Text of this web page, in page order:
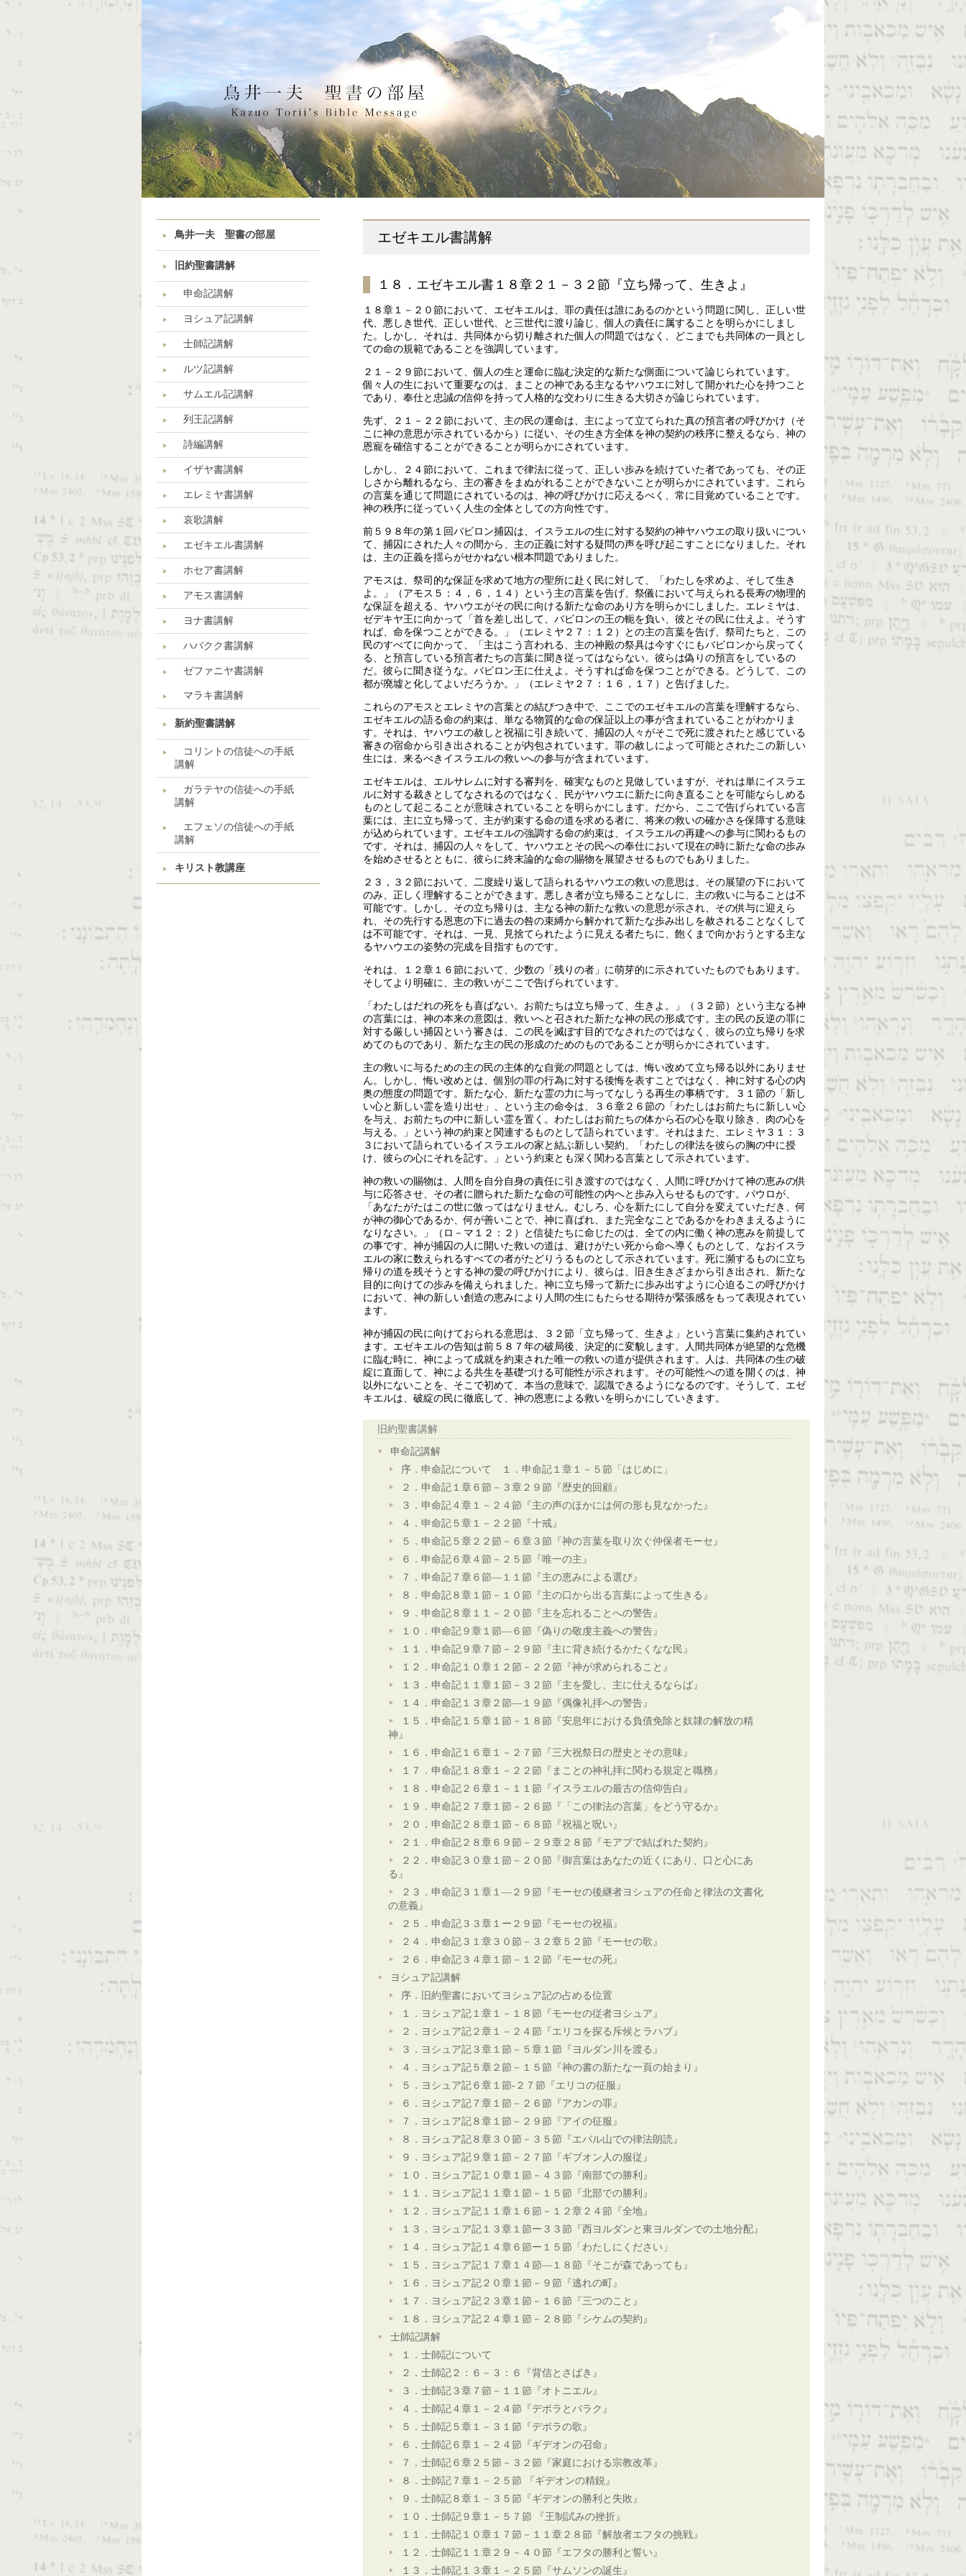
鳥井一夫 聖書の部屋
旧約聖書講解
申命記講解
ヨシュア記講解
士師記講解
ルツ記講解
サムエル記講解
列王記講解
詩編講解
イザヤ書講解
エレミヤ書講解
哀歌講解
エゼキエル書講解
ホセア書講解
アモス書講解
ヨナ書講解
ハバクク書講解
ゼファニヤ書講解
マラキ書講解
新約聖書講解
コリントの信徒への手紙
講解
ガラテヤの信徒への手紙
講解
エフェソの信徒への手紙
講解
キリスト教講座
エゼキエル書講解
１８．エゼキエル書１８章２１－３２節『立ち帰って、生きよ』
１８章１－２０節において、エゼキエルは、罪の責任は誰にあるのかという問題に関し、正しい世
代、悪しき世代、正しい世代、と三世代に渡り論じ、個人の責任に属することを明らかにしまし
た。しかし、それは、共同体から切り離された個人の問題ではなく、どこまでも共同体の一員とし
ての命の規範であることを強調しています。
２１－２９節において、個人の生と運命に臨む決定的な新たな側面について論じられています。
個々人の生において重要なのは、まことの神である主なるヤハウエに対して開かれた心を持つこと
であり、奉仕と忠誠の信仰を持って人格的な交わりに生きる大切さが論じられています。
先ず、２１－２２節において、主の民の運命は、主によって立てられた真の預言者の呼びかけ（そ
こに神の意思が示されているから）に従い、その生き方全体を神の契約の秩序に整えるなら、神の
恩寵を確信することができることが明らかにされています。
しかし、２４節において、これまで律法に従って、正しい歩みを続けていた者であっても、その正
しさから離れるなら、主の審きをまぬがれることができないことが明らかにされています。これら
の言葉を通じて問題にされているのは、神の呼びかけに応えるべく、常に目覚めていることです。
神の秩序に従っていく人生の全体としての方向性です。
前５９８年の第１回バビロン捕囚は、イスラエルの生に対する契約の神ヤハウエの取り扱いについ
て、捕囚にされた人々の間から、主の正義に対する疑問の声を呼び起こすことになりました。それ
は、主の正義を揺らがせかねない根本問題でありました。
アモスは、祭司的な保証を求めて地方の聖所に赴く民に対して、「わたしを求めよ、そして生き
よ。」（アモス５：４，６，１４）という主の言葉を告げ、祭儀において与えられる長寿の物理的
な保証を超える、ヤハウエがその民に向ける新たな命のあり方を明らかにしました。エレミヤは、
ゼデキヤ王に向かって「首を差し出して、バビロンの王の軛を負い、彼とその民に仕えよ。そうす
れば、命を保つことができる。」（エレミヤ２７：１２）との主の言葉を告げ、祭司たちと、この
民のすべてに向かって、「主はこう言われる、主の神殿の祭具は今すぐにもバビロンから戻ってく
る、と預言している預言者たちの言葉に聞き従ってはならない。彼らは偽りの預言をしているの
だ。彼らに聞き従うな。バビロン王に仕えよ。そうすれば命を保つことができる。どうして、この
都が廃墟と化してよいだろうか。」（エレミヤ２７：１６，１７）と告げました。
これらのアモスとエレミヤの言葉との結びつき中で、ここでのエゼキエルの言葉を理解するなら、
エゼキエルの語る命の約束は、単なる物質的な命の保証以上の事が含まれていることがわかりま
す。それは、ヤハウエの赦しと祝福に引き続いて、捕囚の人々がそこで死に渡されたと感じている
審きの宿命から引き出されることが内包されています。罪の赦しによって可能とされたこの新しい
生には、来るべきイスラエルの救いへの参与が含まれています。
エゼキエルは、エルサレムに対する審判を、確実なものと見做していますが、それは単にイスラエ
ルに対する裁きとしてなされるのではなく、民がヤハウエに新たに向き直ることを可能ならしめる
ものとして起こることが意味されていることを明らかにします。だから、ここで告げられている言
葉には、主に立ち帰って、主が約束する命の道を求める者に、将来の救いの確かさを保障する意味
が込められています。エゼキエルの強調する命の約束は、イスラエルの再建への参与に関わるもの
です。それは、捕囚の人々をして、ヤハウエとその民への奉仕において現在の時に新たな命の歩み
を始めさせるとともに、彼らに終末論的な命の賜物を展望させるものでもありました。
２３，３２節において、二度繰り返して語られるヤハウエの救いの意思は、その展望の下において
のみ、正しく理解することができます。悪しき者が立ち帰ることなしに、主の救いに与ることは不
可能です。しかし、その立ち帰りは、主なる神の新たな救いの意思が示され、その供与に迎えら
れ、その先行する恩恵の下に過去の咎の束縛から解かれて新たな歩み出しを赦されることなくして
は不可能です。それは、一見、見捨てられたように見える者たちに、飽くまで向かおうとする主な
るヤハウエの姿勢の完成を目指すものです。
それは、１２章１６節において、少数の「残りの者」に萌芽的に示されていたものでもあります。
そしてより明確に、主の救いがここで告げられています。
「わたしはだれの死をも喜ばない。お前たちは立ち帰って、生きよ。」（３２節）という主なる神
の言葉には、神の本来の意図は、救いへと召された新たな神の民の形成です。主の民の反逆の罪に
対する厳しい捕囚という審きは、この民を滅ぼす目的でなされたのではなく、彼らの立ち帰りを求
めてのものであり、新たな主の民の形成のためのものであることが明らかにされています。
主の救いに与るための主の民の主体的な自覚の問題としては、悔い改めて立ち帰る以外にありませ
ん。しかし、悔い改めとは、個別の罪の行為に対する後悔を表すことではなく、神に対する心の内
奥の態度の問題です。新たな心、新たな霊の力に与ってなしうる再生の事柄です。３１節の「新し
い心と新しい霊を造り出せ」、という主の命令は、３６章２６節の「わたしはお前たちに新しい心
を与え、お前たちの中に新しい霊を置く。わたしはお前たちの体から石の心を取り除き、肉の心を
与える。」という神の約束と関連するものとして語られています。それはまた、エレミヤ３１：３
３において語られているイスラエルの家と結ぶ新しい契約、「わたしの律法を彼らの胸の中に授
け、彼らの心にそれを記す。」という約束とも深く関わる言葉として示されています。
神の救いの賜物は、人間を自分自身の責任に引き渡すのではなく、人間に呼びかけて神の恵みの供
与に応答させ、その者に贈られた新たな命の可能性の内へと歩み入らせるものです。パウロが、
「あなたがたはこの世に倣ってはなりません。むしろ、心を新たにして自分を変えていただき、何
が神の御心であるか、何が善いことで、神に喜ばれ、また完全なことであるかをわきまえるように
なりなさい。」（ロ－マ１２：２）と信徒たちに命じたのは、全ての内に働く神の恵みを前提して
の事です。神が捕囚の人に開いた救いの道は、避けがたい死から命へ導くものとして、なおイスラ
エルの家に数えられるすべての者がたどりうるものとして示されています。死に瀕するものに立ち
帰りの道を残そうとする神の愛の呼びかけにより、彼らは、旧き生きざまから引き出され、新たな
目的に向けての歩みを備えられました。神に立ち帰って新たに歩み出すように心迫るこの呼びかけ
において、神の新しい創造の恵みにより人間の生にもたらせる期待が緊張感をもって表現されてい
ます。
神が捕囚の民に向けておられる意思は、３２節「立ち帰って、生きよ」という言葉に集約されてい
ます。エゼキエルの告知は前５８７年の破局後、決定的に変貌します。人間共同体が絶望的な危機
に臨む時に、神によって成就を約束された唯一の救いの道が提供されます。人は、共同体の生の破
綻に直面して、神による共生を基礎づける可能性が示されます。その可能性への道を開くのは、神
以外にないことを、そこで初めて、本当の意味で、認識できるようになるのです。そうして、エゼ
キエルは、破綻の民に徹底して、神の恩恵による救いを明らかにしていきます。
旧約聖書講解
申命記講解
序．申命記について １．申命記１章１－５節「はじめに」
２．申命記１章６節－３章２９節『歴史的回顧』
３．申命記４章１－２４節『主の声のほかには何の形も見なかった』
４．申命記５章１－２２節『十戒』
５．申命記５章２２節－６章３節『神の言葉を取り次ぐ仲保者モーセ』
６．申命記６章４節－２５節『唯一の主』
７．申命記７章６節―１１節『主の恵みによる選び』
８．申命記８章１節－１０節『主の口から出る言葉によって生きる』
９．申命記８章１１－２０節『主を忘れることへの警告』
１０．申命記９章１節―６節『偽りの敬虔主義への警告』
１１．申命記９章７節－２９節『主に背き続けるかたくなな民』
１２．申命記１０章１２節－２２節『神が求められること』
１３．申命記１１章１節－３２節『主を愛し、主に仕えるならば』
１４．申命記１３章２節―１９節『偶像礼拝への警告』
１５．申命記１５章１節－１８節『安息年における負債免除と奴隷の解放の精
神』
１６．申命記１６章１－２７節『三大祝祭日の歴史とその意味』
１７．申命記１８章１－２２節『まことの神礼拝に関わる規定と職務』
１８．申命記２６章１－１１節『イスラエルの最古の信仰告白』
１９．申命記２７章１節－２６節『「この律法の言葉」をどう守るか』
２０．申命記２８章１節－６８節『祝福と呪い』
２１．申命記２８章６９節－２９章２８節『モアブで結ばれた契約』
２２．申命記３０章１節－２０節『御言葉はあなたの近くにあり、口と心にあ
る』
２３．申命記３１章１―２９節『モーセの後継者ヨシュアの任命と律法の文書化
の意義』
２５．申命記３３章１ー２９節『モーセの祝福』
２４．申命記３１章３０節－３２章５２節『モーセの歌』
２６．申命記３４章１節－１２節『モーセの死』
ヨシュア記講解
序．旧約聖書においてヨシュア記の占める位置
１．ヨシュア記１章１－１８節『モーセの従者ヨシュア』
２．ヨシュア記２章１－２４節『エリコを探る斥候とラハブ』
３．ヨシュア記３章１節－５章１節『ヨルダン川を渡る』
４．ヨシュア記５章２節－１５節『神の書の新たな一頁の始まり』
５．ヨシュア記６章１節-２７節『エリコの征服』
６．ヨシュア記７章１節－２６節『アカンの罪』
７．ヨシュア記８章１節－２９節『アイの征服』
８．ヨシュア記８章３０節－３５節『エバル山での律法朗読』
９．ヨシュア記９章１節－２７節『ギブオン人の服従』
１０．ヨシュア記１０章１節－４３節『南部での勝利』
１１．ヨシュア記１１章１節－１５節『北部での勝利』
１２．ヨシュア記１１章１６節－１２章２４節『全地』
１３．ヨシュア記１３章１節ー３３節『西ヨルダンと東ヨルダンでの土地分配』
１４．ヨシュア記１４章６節ー１５節「わたしにください」
１５．ヨシュア記１７章１４節―１８節『そこが森であっても』
１６．ヨシュア記２０章１節－９節『逃れの町』
１７．ヨシュア記２３章１節－１６節『三つのこと』
１８．ヨシュア記２４章１節－２８節『シケムの契約』
士師記講解
１．士師記について
２．士師記２：６－３：６『背信とさばき』
３．士師記３章７節－１１節『オトニエル』
４．士師記４章１－２４節『デボラとバラク』
５．士師記５章１－３１節『デボラの歌』
６．士師記６章１－２４節『ギデオンの召命』
７．士師記６章２５節－３２節『家庭における宗教改革』
８．士師記７章１－２５節 『ギデオンの精鋭』
９．士師記８章１－３５節『ギデオンの勝利と失敗』
１０．士師記９章１－５７節 『王制試みの挫折』
１１．士師記１０章１７節－１１章２８節『解放者エフタの挑戦』
１２．士師記１１章２９－４０節『エフタの勝利と誓い』
１３．士師記１３章１－２５節『サムソンの誕生』